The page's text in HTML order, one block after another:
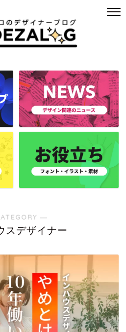
―
スデザイナー